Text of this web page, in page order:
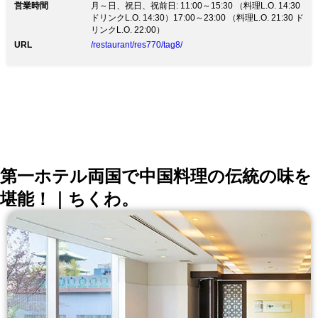
景を楽しみながら、優雅なランチやディナーを・・・。
旬の厳選食材を贅沢に使い、日本のエッセンスを加えて
作る「ジャパニーズイタリアン」。 シェフの感性と技
が光る洗練された一皿を、リーズナブルにご提供致しま
営業時間
月～日、祝日、祝前日: 11:00～15:30 （料理L.O. 14:30
ドリンクL.O. 14:30）17:00～23:00 （料理L.O. 21:30 ド
リンクL.O. 22:00）
URL
/restaurant/res770/tag8/
第一ホテル両国で中国料理の伝統の味を
堪能！｜ちくわ。